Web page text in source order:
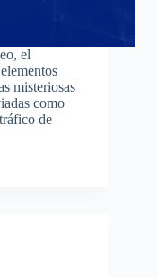
el
misteriosas
como
de